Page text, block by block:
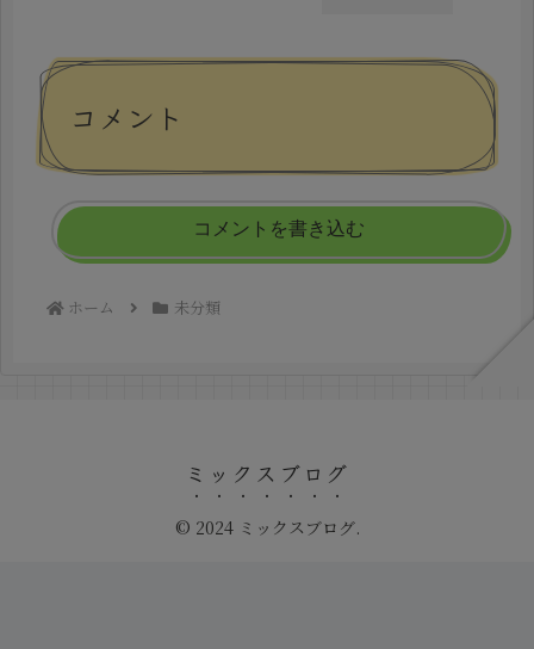
コメント
コメントを書き込む
ホーム 未分類
ミックスブログ
© 2024 ミックスブログ.